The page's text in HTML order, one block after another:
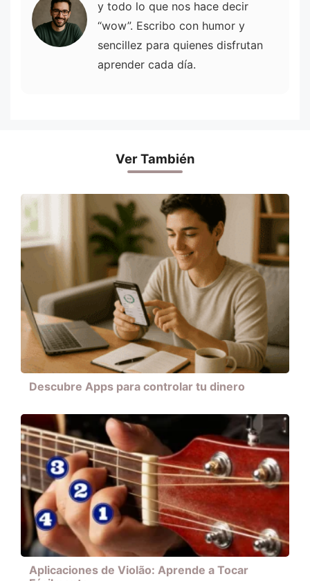
y todo lo que nos hace decir
“wow”. Escribo con humor y
sencillez para quienes disfrutan
aprender cada día.
Ver También
Descubre Apps para controlar tu dinero
Aplicaciones de Violão: Aprende a Tocar